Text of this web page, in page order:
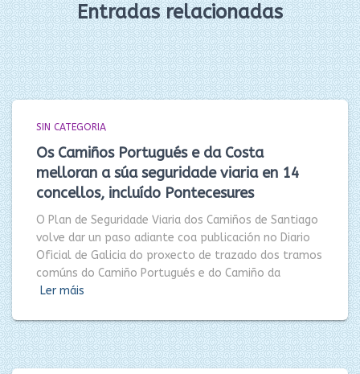
Entradas relacionadas
SIN CATEGORIA
Os Camiños Portugués e da Costa
melloran a súa seguridade viaria en 14
concellos, incluído Pontecesures
O Plan de Seguridade Viaria dos Camiños de Santiago
volve dar un paso adiante coa publicación no Diario
Oficial de Galicia do proxecto de trazado dos tramos
comúns do Camiño Portugués e do Camiño da
Ler máis